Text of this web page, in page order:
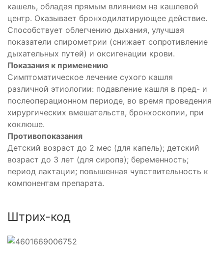
кашель, обладая прямым влиянием на кашлевой
центр. Оказывает бронходилатирующее действие.
Способствует облегчению дыхания, улучшая
показатели спирометрии (снижает сопротивление
дыхательных путей) и оксигенации крови.
Показания к применению
Симптоматическое лечение сухого кашля
различной этиологии: подавление кашля в пред- и
послеоперационном периоде, во время проведения
хирургических вмешательств, бронхоскопии, при
коклюше.
Противопоказания
Детский возраст до 2 мес (для капель); детский
возраст до 3 лет (для сиропа); беременность;
период лактации; повышенная чувствительность к
компонентам препарата.
Штрих-код